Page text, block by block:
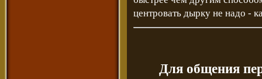
центровать дырку не надо -
Для общения